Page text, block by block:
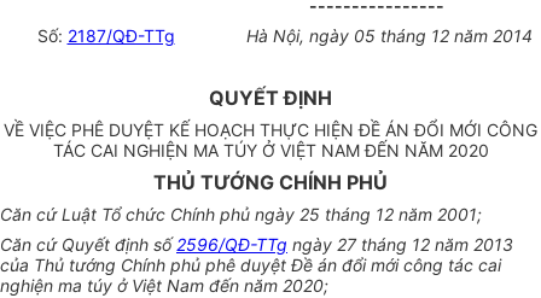
----------------
Số: 2187/QĐ-TTg Hà Nội, ngày 05 tháng 12 năm 2014
QUYẾT ĐỊNH
VỀ VIỆC PHÊ DUYỆT KẾ HOẠCH THỰC HIỆN ĐỀ ÁN ĐỔI MỚI CÔNG
TÁC CAI NGHIỆN MA TÚY Ở VIỆT NAM ĐẾN NĂM 2020
THỦ TƯỚNG CHÍNH PHỦ
Căn cứ Luật Tổ chức Chính phủ ngày 25 tháng 12 năm 2001;
Căn cứ Quyết định số2596/QĐ-TTg ngày 27 tháng 12 năm 2013
của Thủ tướng Chính phủ phê duyệt Đề án đổi mới công tác cai
nghiện ma túy ở Việt Nam đến năm 2020;